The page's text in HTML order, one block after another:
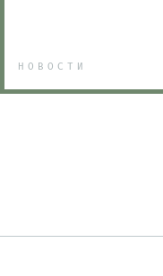
НОВОСТИ